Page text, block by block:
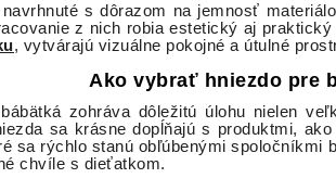
s dôrazom na jemnosť
z nich robia estetický aj
, vytvárajú vizuálne pokojné a útulné
Ako vybrať hniezdo pre
zohráva dôležitú úlohu nielen
sa krásne dopĺňajú s produktmi,
sa rýchlo stanú obľúbenými spoločníkmi
chvíle s dieťatkom.